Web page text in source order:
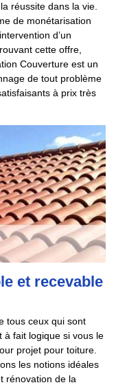
réussite dans la vie.
de monétarisation
d’un
cette offre,
Couverture est un
de tout problème
à prix très
et recevable
tous ceux qui sont
à fait logique si vous le
projet pour toiture.
les notions idéales
rénovation de la